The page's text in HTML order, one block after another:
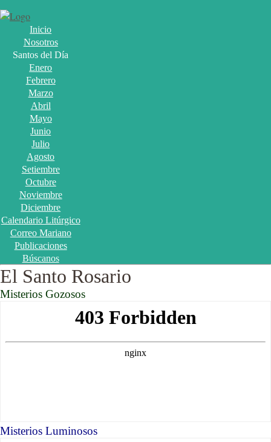
Inicio
Nosotros
Santos del Día
Enero
Febrero
Marzo
Abril
Mayo
Junio
Julio
Agosto
Setiembre
Octubre
Noviembre
Diciembre
Calendario Litúrgico
Correo Mariano
Publicaciones
Búscanos
El Santo Rosario
Misterios Gozosos
Misterios Luminosos